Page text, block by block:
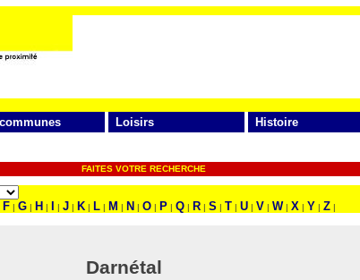
Loisirs Histoire
FAITES VOTRE RECHERCHE
F | G | H | | J | K | L | M | N | O | P | Q | R | S | T | U | V | W | X | Y | Z |
Darnétal